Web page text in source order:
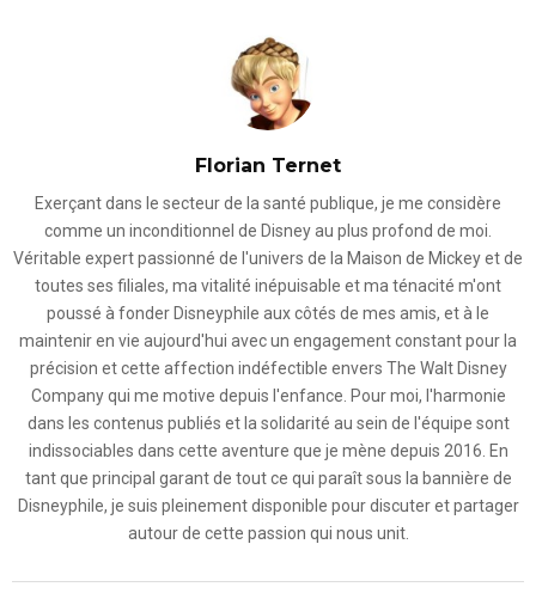
Florian Ternet
Exerçant dans le secteur de la santé publique, je me considère
comme un inconditionnel de Disney au plus profond de moi.
Véritable expert passionné de l'univers de la Maison de Mickey et de
toutes ses filiales, ma vitalité inépuisable et ma ténacité m'ont
poussé à fonder Disneyphile aux côtés de mes amis, et à le
maintenir en vie aujourd'hui avec un engagement constant pour la
précision et cette affection indéfectible envers The Walt Disney
Company qui me motive depuis l'enfance. Pour moi, l'harmonie
dans les contenus publiés et la solidarité au sein de l'équipe sont
indissociables dans cette aventure que je mène depuis 2016. En
tant que principal garant de tout ce qui paraît sous la bannière de
Disneyphile, je suis pleinement disponible pour discuter et partager
autour de cette passion qui nous unit.